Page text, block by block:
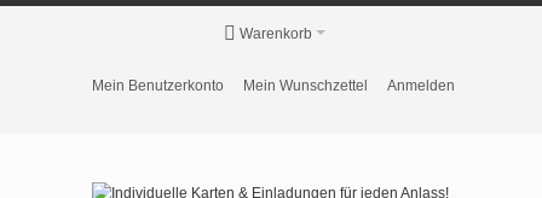
Warenkorb
Mein Benutzerkonto Mein Wunschzettel Anmelden